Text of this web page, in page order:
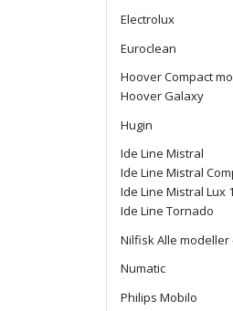
Electrolux
Euroclean
Hoover Compact
Hoover Galaxy
Hugin
Ide Line Mistral
Ide Line Mistral
Ide Line Mistral Lux
Ide Line Tornado
Nilfisk Alle
Numatic
Philips Mobilo